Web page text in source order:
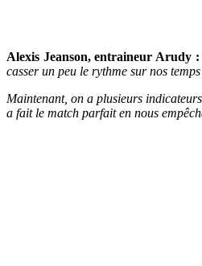
Alexis Jeanson, entraineur Arudy :
casser un peu le rythme sur nos
Maintenant, on a plusieurs
a fait le match parfait en nous